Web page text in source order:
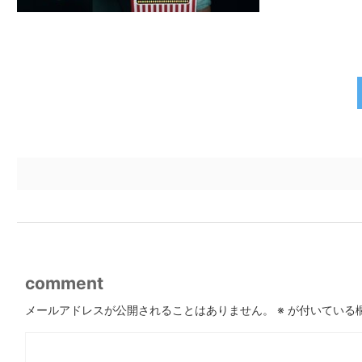
comment
メールアドレスが公開されることはありません。 ※ が付いている